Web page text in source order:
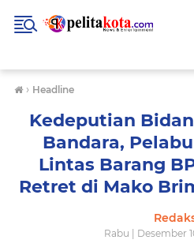
› Headline
Kedeputian
Bandara,
Lintas Barang
Retret di Mako
Rabu | Desember